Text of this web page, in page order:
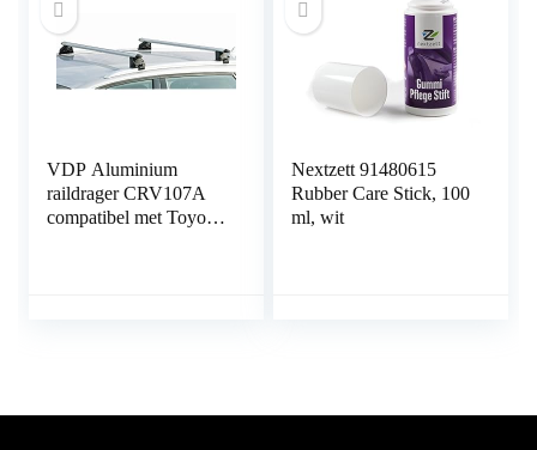
VDP Aluminium
raildrager CRV107A
compatibel met Toyota
Nextzett 91480615
Rubber Care Stick, 100
ml, wit